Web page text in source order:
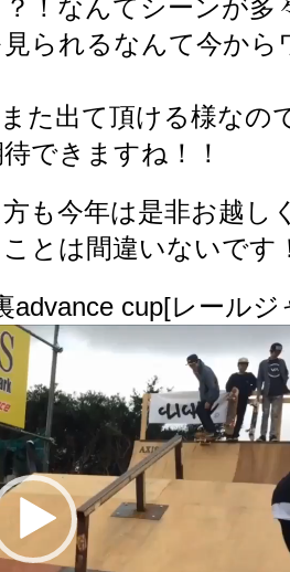
！なんてシーンが多
られるなんて今から
た出て頂ける様なの
できますね！！
も今年は是非お越し
とは間違いないです
cup[レールジ